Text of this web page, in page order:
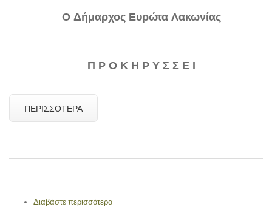
Ο Δήμαρχος Ευρώτα Λακωνίας
Π Ρ Ο Κ Η Ρ Υ Σ Σ Ε Ι
ΠΕΡΙΣΣΌΤΕΡΑ
Διαβάστε περισσότερα